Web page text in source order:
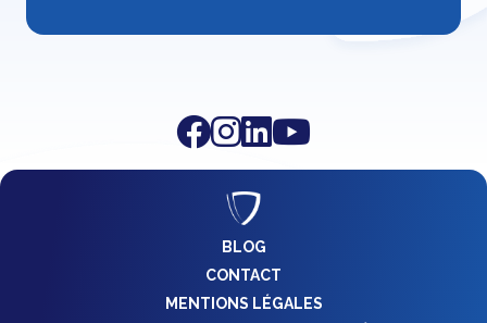
BLOG
CONTACT
MENTIONS LÉGALES